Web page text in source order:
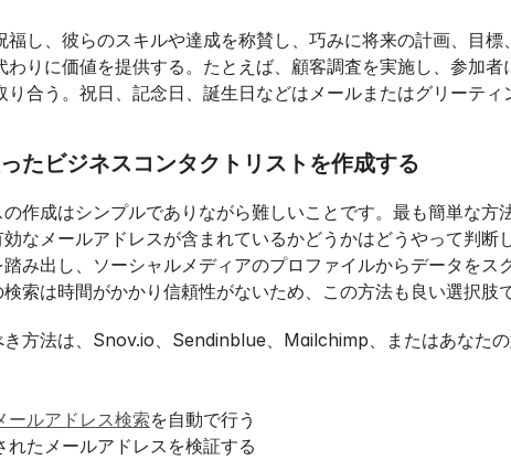
福し、彼らのスキルや達成を称賛し、巧みに将来の計画、目標
わりに価値を提供する。たとえば、顧客調査を実施し、参加
り合う。祝日、記念日、誕生日などはメールまたはグリーティ
たビジネスコンタクトリストを作成する
作成はシンプルでありながら難しいことです。最も簡単な
なメールアドレスが含まれているかどうかはどうやって判
み出し、ソーシャルメディアのプロファイルからデータを
索は時間がかかり信頼性がないため、この方法も良い選択肢
方法は、Snov.io、Sendinblue、Mailchimp、またはあなた
ールアドレス検索を自動で行う
れたメールアドレスを検証する